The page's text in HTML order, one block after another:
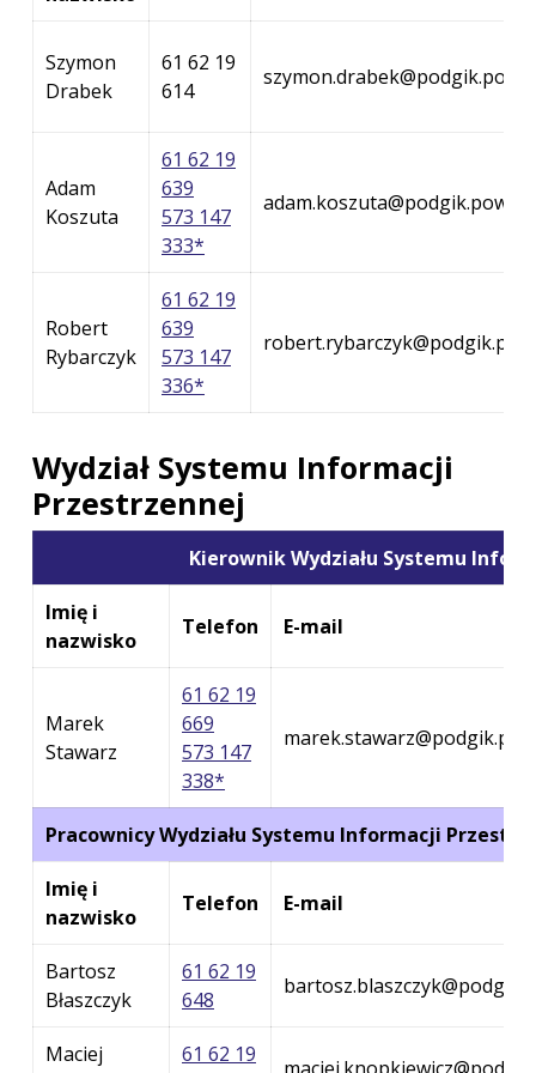
Szymon
Drabek
61 62 19
614
Adam
Koszuta
61 62 19
639
573 147
333*
Robert
Rybarczyk
61 62 19
639
573 147
336*
Wydział Systemu Informacji
Przestrzennej
Kierownik Wydziału Systemu
Imię i
nazwisko
Telefon E-mail
Marek
Stawarz
61 62 19
669
573 147
338*
Pracownicy Wydziału Systemu Informacji
Imię i
nazwisko
Telefon E-mail
Bartosz
Błaszczyk
61 62 19
648
Maciej
61 62 19